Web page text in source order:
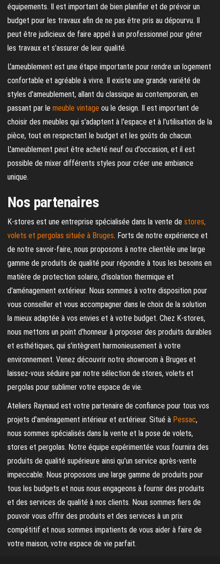
équipements. Il est important de bien planifier et de prévoir un
budget pour les travaux afin de ne pas être pris au dépourvu. Il
peut être judicieux de faire appel à un professionnel pour gérer
les travaux et s'assurer de leur qualité.
L'ameublement est une étape importante pour rendre un logement
confortable et agréable à vivre. Il existe une grande variété de
styles d'ameublement, allant du classique au contemporain, en
passant par le meuble vintage ou le design. Il est important de
choisir des meubles qui s'adaptent à l'espace et à l'utilisation de la
pièce, tout en respectant le budget et les goûts de chacun.
L'ameublement peut être acheté neuf ou d'occasion, et il est
possible de mixer différents styles pour créer une ambiance
unique.
Nos partenaires
K-stores est une entreprise spécialisée dans la vente de stores,
volets et pergolas située à Bruges. Forts de notre expérience et
de notre savoir-faire, nous proposons à notre clientèle une large
gamme de produits de qualité pour répondre à tous les besoins en
matière de protection solaire, d'isolation thermique et
d'aménagement extérieur. Nous sommes à votre disposition pour
vous conseiller et vous accompagner dans le choix de la solution
la mieux adaptée à vos envies et à votre budget. Chez K-stores,
nous mettons un point d'honneur à proposer des produits durables
et esthétiques, qui s'intègrent harmonieusement à votre
environnement. Venez découvrir notre showroom à Bruges et
laissez-vous séduire par notre sélection de stores, volets et
pergolas pour sublimer votre espace de vie.
Ateliers Raynaud est votre partenaire de confiance pour tous vos
projets d'aménagement intérieur et extérieur. Situé à Pessac,
nous sommes spécialisés dans la vente et la pose de volets,
stores et pergolas. Notre équipe expérimentée vous fournira des
produits de qualité supérieure ainsi qu'un service après-vente
impeccable. Nous proposons une large gamme de produits pour
tous les budgets et nous nous engageons à fournir des produits
et des services de qualité à nos clients. Nous sommes fiers de
pouvoir vous offrir des produits et des services à un prix
compétitif et nous sommes impatients de vous aider à faire de
votre maison, votre espace de vie parfait.